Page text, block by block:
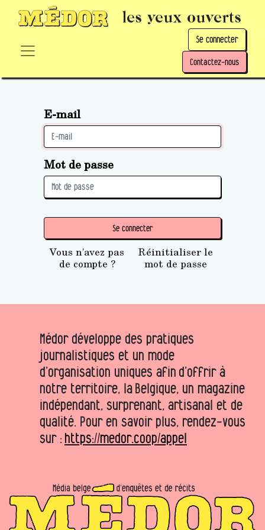
les yeux ouverts
Se connecter
Contactez-nous
E-mail
Mot de passe
Se connecter
Vous n'avez pas
de compte ?
Réinitialiser le
mot de passe
Médor développe des pratiques
journalistiques et un mode
d’organisation uniques afin d’offrir à
notre territoire, la Belgique, un magazine
indépendant, surprenant, artisanal et de
qualité. Pour en savoir plus, rendez-vous
sur : https://medor.coop/appel